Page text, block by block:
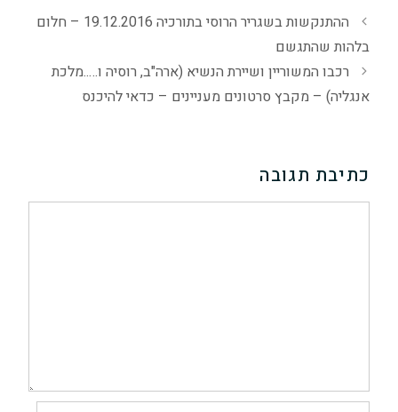
ההתנקשות בשגריר הרוסי בתורכיה 19.12.2016 – חלום
בלהות שהתגשם
רכבו המשוריין ושיירת הנשיא (ארה"ב, רוסיה ו…..מלכת
אנגליה) – מקבץ סרטונים מעניינים – כדאי להיכנס
כתיבת תגובה